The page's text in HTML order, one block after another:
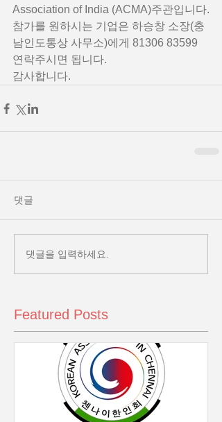
Association of India (ACMA)주관입니다.
참가를 원하시는 기업은 하승창 소장(충
남인도통상 사무소)에게 81306 83599
연락주시면 됩니다.
감사합니다.
댓글
댓글을 입력하세요.
Featured Posts